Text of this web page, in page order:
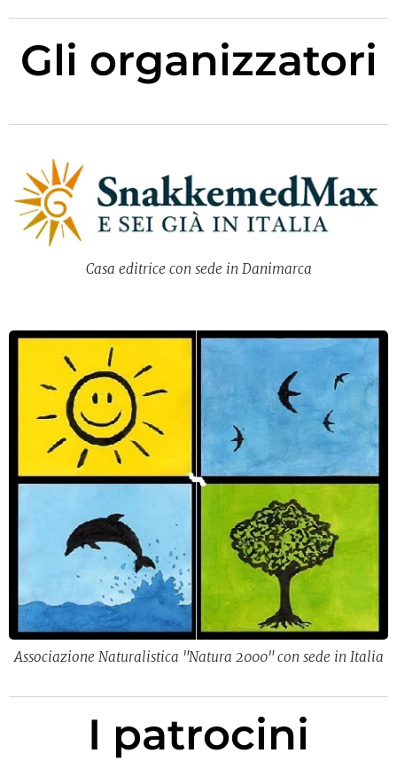
Gli organizzatori
Casa editrice con sede in Danimarca
Associazione Naturalistica "Natura 2000" con sede in Italia
I patrocini